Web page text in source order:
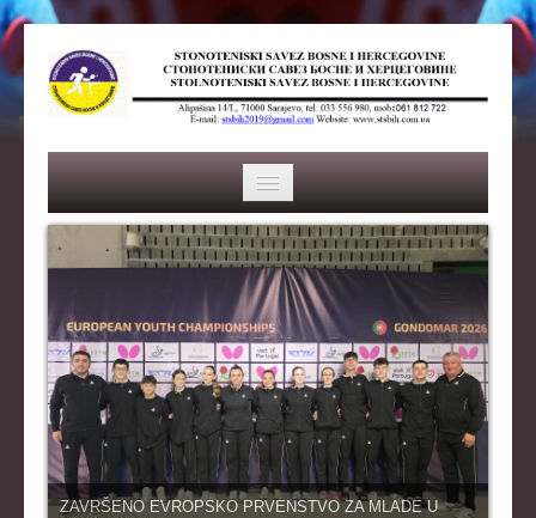
HOME
SAVEZ
ISTORIJA
ORGANI SAVEZA
OSNOVNI PODACI
REPREZENTACIJA
ZAVRŠENO EVROPSKO PRVENSTVO ZA MLADE U